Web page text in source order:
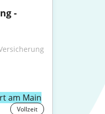
-
am Main
Vollzeit